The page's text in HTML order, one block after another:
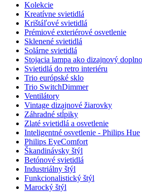
Kolekcie
Kreatívne svietidlá
Krištáľové svietidlá
Prémiové exteriérové osvetlenie
Sklenené svietidlá
Solárne svietidlá
Stojacia lampa ako dizajnový
Svietidlá do retro interiéru
Trio európské sklo
Trio SwitchDimmer
Ventilátory
Vintage dizajnové žiarovky
Záhradné stĺpiky
Zlaté svietidlá a osvetlenie
Inteligentné osvetlenie - Philips Hue
Philips EyeComfort
Škandinávsky štýl
Betónové svietidlá
Industriálny štýl
Funkcionalistický štýl
Marocký štýl